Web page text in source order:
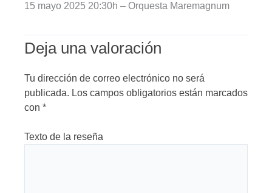
15 mayo 2025 20:30h – Orquesta Maremagnum
Deja una valoración
Tu dirección de correo electrónico no será
publicada. Los campos obligatorios están marcados
con *
Texto de la reseña